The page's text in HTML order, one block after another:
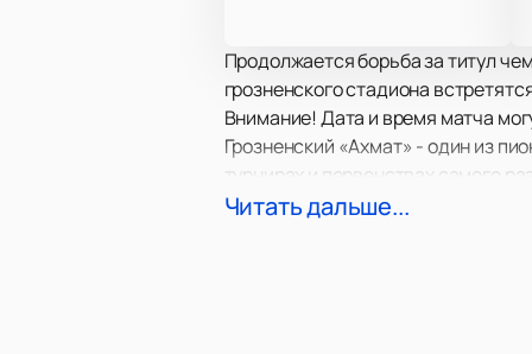
Продолжается борьба за титул
грозненского стадиона
Внимание! Дата и время матча
Грозненский «Ахмат» - один из
турнирах и первенствах самого
команда, пережив кризис, вновь
Читать дальше...